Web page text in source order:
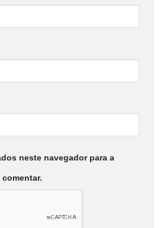
neste navegador para a